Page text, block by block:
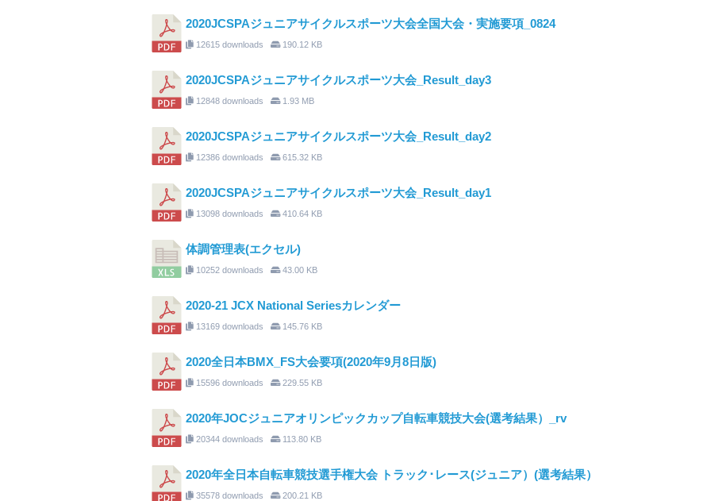
2020JCSPAジュニアサイクルスポーツ大会全国大会・実施要項_0824
12615 downloads 190.12 KB
2020JCSPAジュニアサイクルスポーツ大会_Result_day3
12848 downloads 1.93 MB
2020JCSPAジュニアサイクルスポーツ大会_Result_day2
12386 downloads 615.32 KB
2020JCSPAジュニアサイクルスポーツ大会_Result_day1
13098 downloads 410.64 KB
体調管理表(エクセル)
10252 downloads 43.00 KB
2020-21 JCX National Seriesカレンダー
13169 downloads 145.76 KB
2020全日本BMX_FS大会要項(2020年9月8日版)
15596 downloads 229.55 KB
2020年JOCジュニアオリンピックカップ自転車競技大会(選考結果）_rv
20344 downloads 113.80 KB
2020年全日本自転車競技選手権大会 トラック･レース(ジュニア）(選考結果）
35578 downloads 200.21 KB